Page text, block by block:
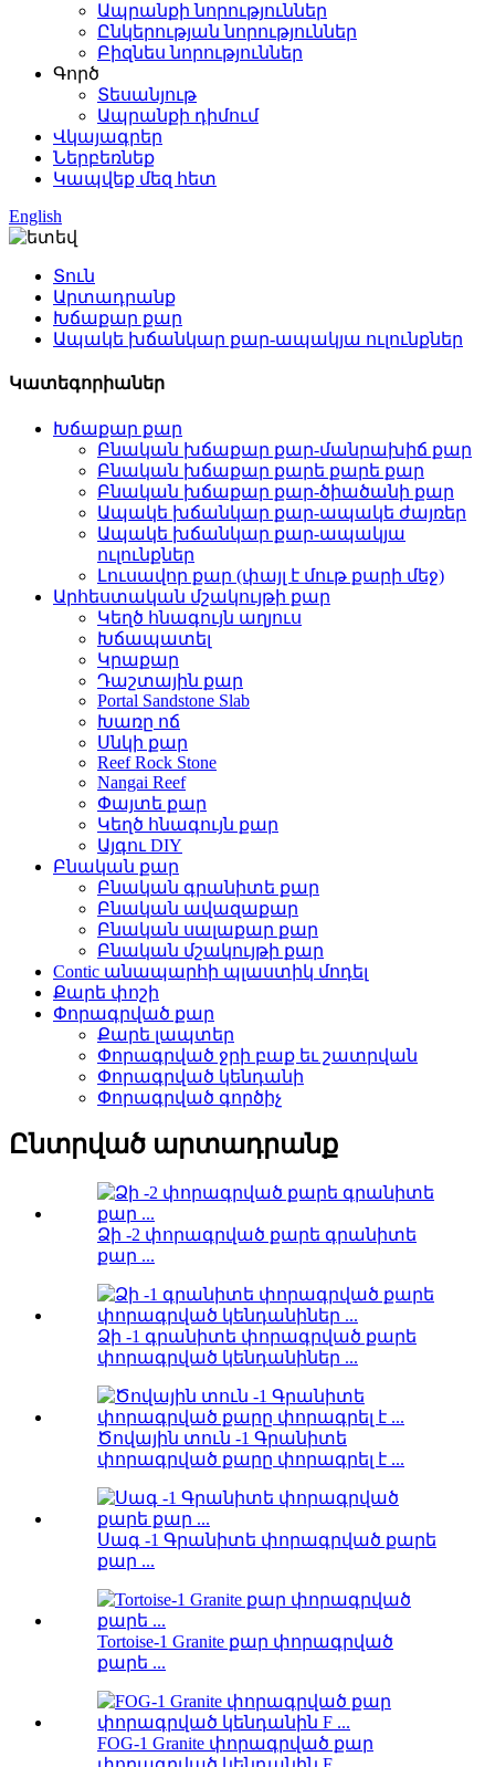
Ապրանքի նորություններ
Ընկերության նորություններ
Բիզնես նորություններ
Գործ
Տեսանյութ
Ապրանքի դիմում
Վկայագրեր
Ներբեռնեք
Կապվեք մեզ հետ
English
Տուն
Արտադրանք
Խճաքար քար
Ապակե խճանկար քար-ապակյա ուլունքներ
Կատեգորիաներ
Խճաքար քար
Բնական խճաքար քար-մանրախիճ քար
Բնական խճաքար քարե քարե քար
Բնական խճաքար քար-ծիածանի քար
Ապակե խճանկար քար-ապակե ժայռեր
Ապակե խճանկար քար-ապակյա
ուլունքներ
Լուսավոր քար (փայլ է մութ քարի մեջ)
Արհեստական ​​մշակույթի քար
Կեղծ հնագույն աղյուս
Խճապատել
Կրաքար
Դաշտային քար
Portal Sandstone Slab
Խառը ոճ
Սնկի քար
Reef Rock Stone
Nangai Reef
Փայտե քար
Կեղծ հնագույն քար
Այգու DIY
Բնական քար
Բնական գրանիտե քար
Բնական ավազաքար
Բնական սալաքար քար
Բնական մշակույթի քար
Contic անապարհի պլաստիկ մոդել
Քարե փոշի
Փորագրված քար
Քարե լապտեր
Փորագրված ջրի բաք եւ շատրվան
Փորագրված կենդանի
Փորագրված գործիչ
Ընտրված արտադրանք
Ձի -2 փորագրված քարե գրանիտե
քար ...
Ձի -1 գրանիտե փորագրված քարե
փորագրված կենդանիներ ...
Ծովային տուն -1 Գրանիտե
փորագրված քարը փորագրել է ...
Սագ -1 Գրանիտե փորագրված քարե
քար ...
Tortoise-1 Granite քար փորագրված
քարե ...
FOG-1 Granite փորագրված քար